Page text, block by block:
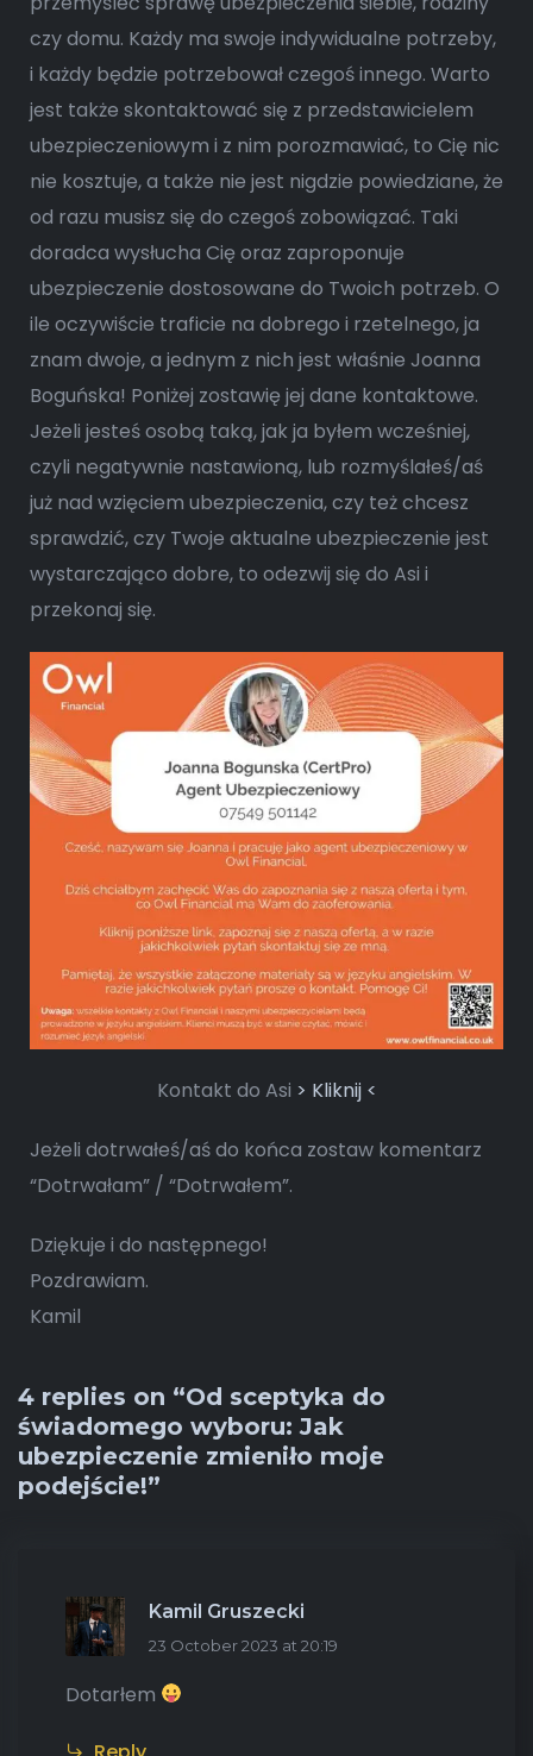
czy domu. Każdy ma swoje indywidualne potrzeby,
i każdy będzie potrzebował czegoś innego. Warto
jest także skontaktować się z przedstawicielem
ubezpieczeniowym i z nim porozmawiać, to Cię nic
nie kosztuje, a także nie jest nigdzie powiedziane, że
od razu musisz się do czegoś zobowiązać. Taki
doradca wysłucha Cię oraz zaproponuje
ubezpieczenie dostosowane do Twoich potrzeb. O
ile oczywiście traficie na dobrego i rzetelnego, ja
znam dwoje, a jednym z nich jest właśnie Joanna
Boguńska! Poniżej zostawię jej dane kontaktowe.
Jeżeli jesteś osobą taką, jak ja byłem wcześniej,
czyli negatywnie nastawioną, lub rozmyślałeś/aś
już nad wzięciem ubezpieczenia, czy też chcesz
sprawdzić, czy Twoje aktualne ubezpieczenie jest
wystarczająco dobre, to odezwij się do Asi i
przekonaj się.
Kontakt do Asi > Kliknij <
Jeżeli dotrwałeś/aś do końca zostaw komentarz
“Dotrwałam” / “Dotrwałem”.
Dziękuje i do następnego!
Pozdrawiam.
Kamil
4 replies on “Od sceptyka do
świadomego wyboru: Jak
ubezpieczenie zmieniło moje
podejście!”
Kamil Gruszecki
23 October 2023 at 20:19
Dotarłem